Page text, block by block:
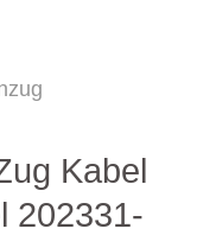
Kabel
202331-